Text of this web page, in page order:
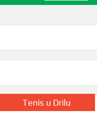
Tenis u Drilu